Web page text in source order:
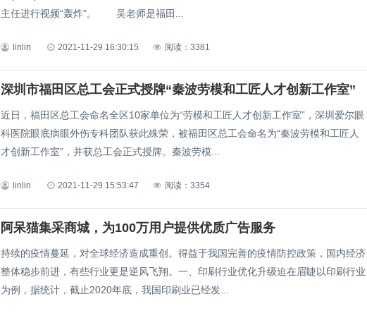
主任进行视频“轰炸”。 吴老师是福田...
linlin 2021-11-29 16:30:15 阅读：3381
深圳市福田区总工会正式授牌“秦波劳模和工匠人才创新工作室”
近日，福田区总工会命名全区10家单位为“劳模和工匠人才创新工作室”，深圳爱尔眼
科医院眼底病眼外伤专科团队获此殊荣，被福田区总工会命名为“秦波劳模和工匠人
才创新工作室”，并获总工会正式授牌。秦波劳模...
linlin 2021-11-29 15:53:47 阅读：3354
阿呆猫集采商城，为100万用户提供优质广告服务
持续的疫情蔓延，对全球经济造成重创。得益于我国完善的疫情防控政策，国内经济
整体稳步前进，有些行业更是逆风飞翔。一、印刷行业优化升级迫在眉睫以印刷行业
为例，据统计，截止2020年底，我国印刷业已经发...